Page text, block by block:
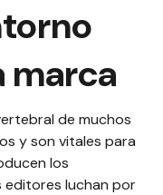
marca
de muchos
y son vitales para
los
editores luchan por